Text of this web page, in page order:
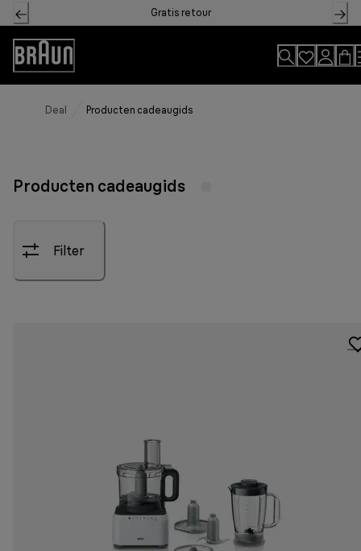
Skip
to
Content
Gratis retour
Toegankelijkheidsverklaring
Deal Producten cadeaugids
Producten cadeaugids
Filter